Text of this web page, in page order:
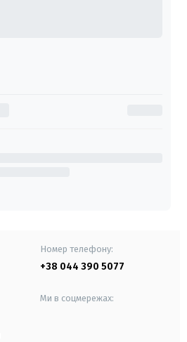
Номер телефону:
+38 044 390 5077
Ми в соцмережах: